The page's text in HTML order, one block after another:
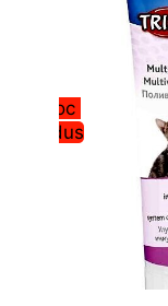
Stoc
redus